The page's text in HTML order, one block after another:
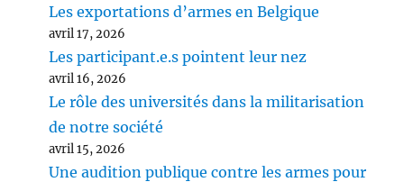
Les exportations d’armes en Belgique
avril 17, 2026
Les participant.e.s pointent leur nez
avril 16, 2026
Le rôle des universités dans la militarisation
de notre société
avril 15, 2026
Une audition publique contre les armes pour